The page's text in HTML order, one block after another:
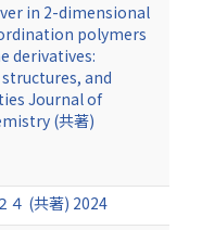
in 2-dimensional
polymers
derivatives:
and
Journal of
(共著)
４ (共著) 2024